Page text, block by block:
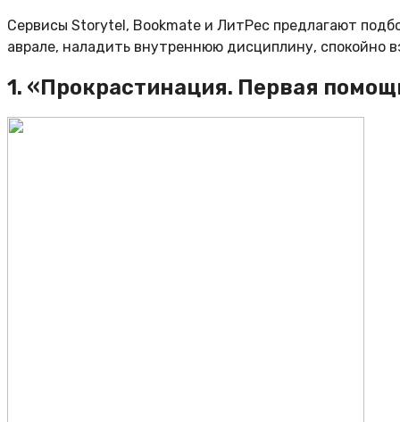
Сервисы Storytel, Bookmate и ЛитРес предлагают
аврале, наладить внутреннюю дисциплину, спокойно
1. «Прокрастинация. Первая